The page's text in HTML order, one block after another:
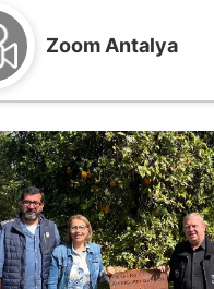
Zoom Antalya
Olguları:
ve Yaşam Biçimi